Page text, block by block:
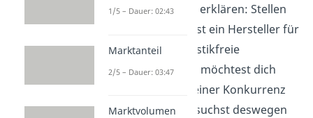
an einem Beispiel erklären: Stellen
wir uns vor, du bist ein Hersteller für
moderne und plastikfreie
Trinkflaschen. Du möchtest dich
aber mehr von deiner Konkurrenz
abheben und versuchst deswegen
1/5 – Dauer: 02:43
Marktanteil
2/5 – Dauer: 03:47
Marktvolumen